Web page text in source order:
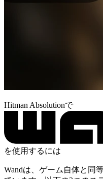
Hitman Absolutionで
を使用するには
Wandは、ゲーム自体と同